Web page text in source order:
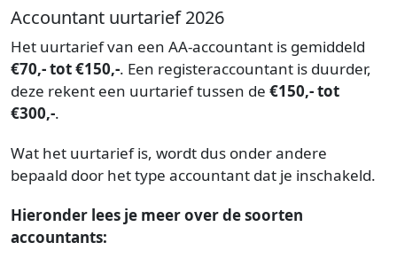
Accountant uurtarief 2026
Het uurtarief van een AA-accountant is gemiddeld
€70,- tot €150,-. Een registeraccountant is duurder,
deze rekent een uurtarief tussen de €150,- tot
€300,-.
Wat het uurtarief is, wordt dus onder andere
bepaald door het type accountant dat je inschakeld.
Hieronder lees je meer over de soorten
accountants: